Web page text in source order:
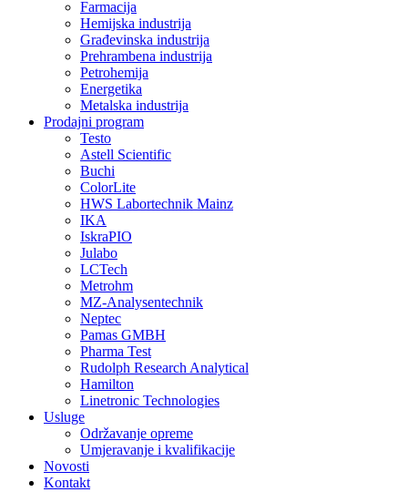
Farmacija
Hemijska industrija
Građevinska industrija
Prehrambena industrija
Petrohemija
Energetika
Metalska industrija
Prodajni program
Testo
Astell Scientific
Buchi
ColorLite
HWS Labortechnik Mainz
IKA
IskraPIO
Julabo
LCTech
Metrohm
MZ-Analysentechnik
Neptec
Pamas GMBH
Pharma Test
Rudolph Research Analytical
Hamilton
Linetronic Technologies
Usluge
Održavanje opreme
Umjeravanje i kvalifikacije
Novosti
Kontakt